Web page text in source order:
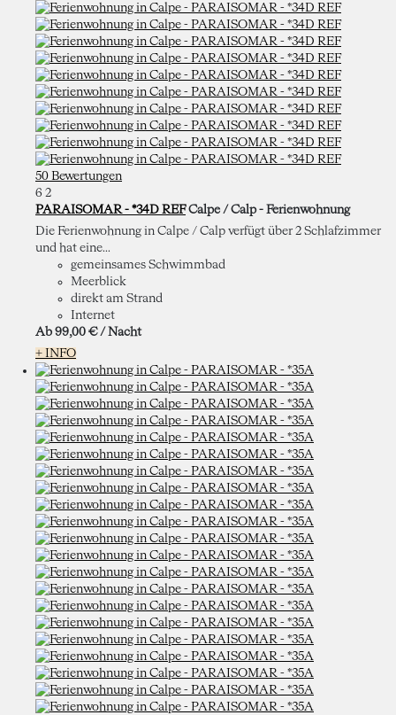
50 Bewertungen
6 2
PARAISOMAR - *34D REF Calpe / Calp - Ferienwohnung
Die Ferienwohnung in Calpe / Calp verfügt über 2 Schlafzimmer
und hat eine...
gemeinsames Schwimmbad
Meerblick
direkt am Strand
Internet
Ab 99,00 € / Nacht
+ INFO